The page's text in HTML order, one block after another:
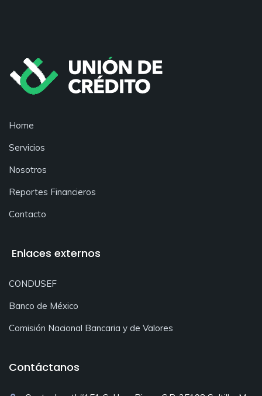
Home
Servicios
Nosotros
Reportes Financieros
Contacto
Enlaces externos
CONDUSEF
Banco de México
Comisión Nacional Bancaria y de Valores
Contáctanos